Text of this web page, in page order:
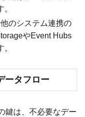
のシステム連携の
やEvent Hubs
ータフロー
鍵は、不必要なデー